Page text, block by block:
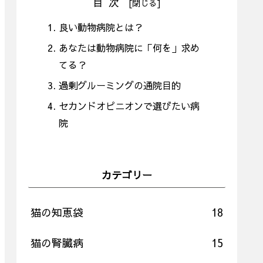
良い動物病院とは？
あなたは動物病院に「何を」求め
てる？
過剰グルーミングの通院目的
セカンドオピニオンで選びたい病
院
カテゴリー
猫の知恵袋 18
猫の腎臓病 15